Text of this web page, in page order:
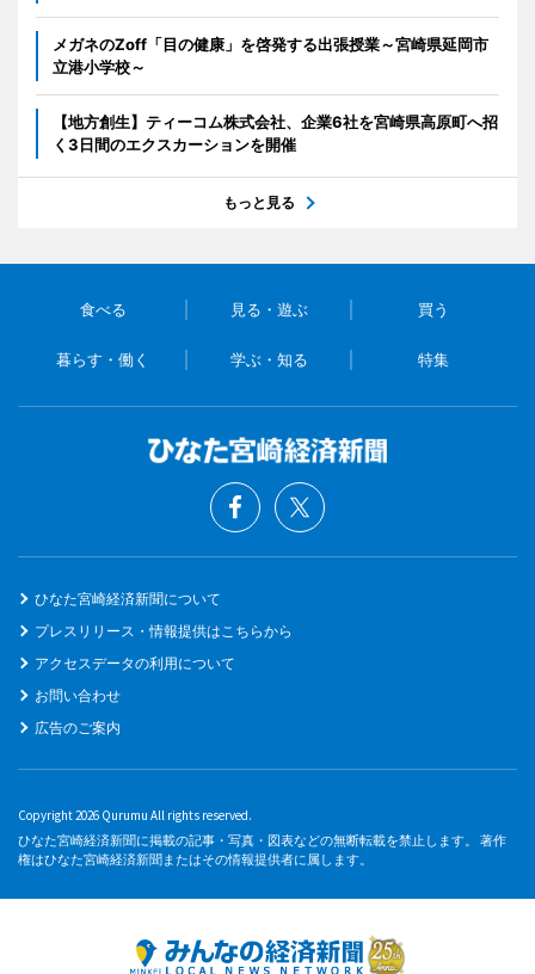
メガネのZoff「目の健康」を啓発する出張授業～宮崎県延岡市
立港小学校～
【地方創生】ティーコム株式会社、企業6社を宮崎県高原町へ招
く3日間のエクスカーションを開催
もっと見る
食べる 見る・遊ぶ 買う
暮らす・働く 学ぶ・知る 特集
ひなた宮崎経済新聞について
プレスリリース・情報提供はこちらから
アクセスデータの利用について
お問い合わせ
広告のご案内
Copyright 2026 Qurumu All rights reserved.
ひなた宮崎経済新聞に掲載の記事・写真・図表などの無断転載を禁止します。 著作
権はひなた宮崎経済新聞またはその情報提供者に属します。